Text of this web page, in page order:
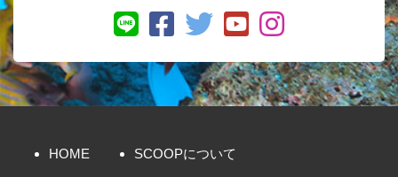
HOME SCOOPについて